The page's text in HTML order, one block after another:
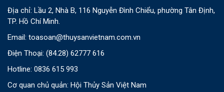
Địa chỉ: Lầu 2, Nhà B, 116 Nguyễn Đình Chiểu, phường Tân Định,
TP. Hồ Chí Minh.
Email: toasoan@thuysanvietnam.com.vn
Điện Thoại: (84.28) 62777 616
Hotline: 0836 615 993
Cơ quan chủ quản: Hội Thủy Sản Việt Nam